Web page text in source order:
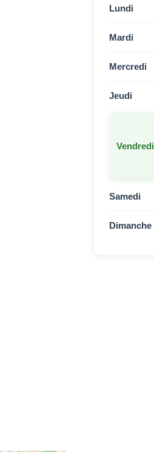
Lundi
Mardi
Mercredi
Jeudi
Vendredi
Samedi
Dimanche